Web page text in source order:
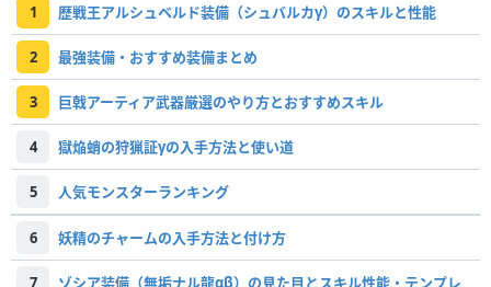
1 歴戦王アルシュベルド装備（シュバルカγ）のスキルと性能
2 最強装備・おすすめ装備まとめ
3 巨戟アーティア武器厳選のやり方とおすすめスキル
4 獄焔蛸の狩猟証γの入手方法と使い道
5 人気モンスターランキング
6 妖精のチャームの入手方法と付け方
7 ゾシア装備（無垢ナル龍αβ）の見た目とスキル性能・テンプレ